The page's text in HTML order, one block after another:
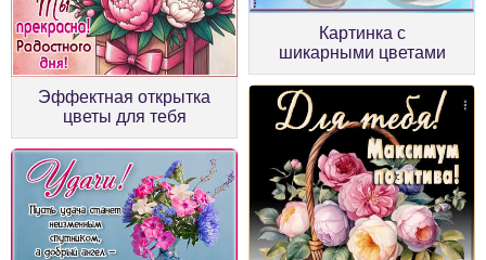
Эффектная открытка
цветы для тебя
Картинка с
шикарными цветами